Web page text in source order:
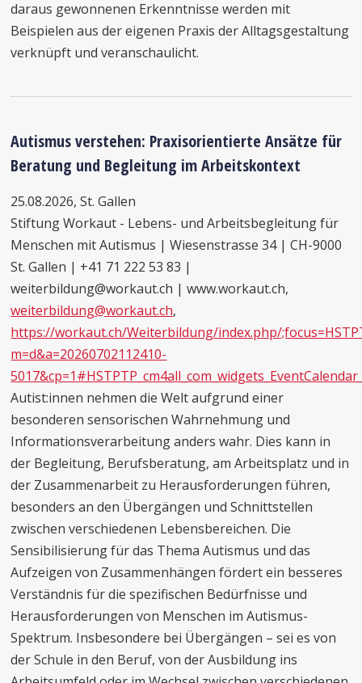
daraus gewonnenen Erkenntnisse werden mit
Beispielen aus der eigenen Praxis der Alltagsgestaltung
verknüpft und veranschaulicht.
Autismus verstehen: Praxisorientierte Ansätze für
Beratung und Begleitung im Arbeitskontext
25.08.2026, St. Gallen
Stiftung Workaut - Lebens- und Arbeitsbegleitung für
Menschen mit Autismus | Wiesenstrasse 34 | CH-9000
St. Gallen | +41 71 222 53 83 |
weiterbildung@workaut.ch | www.workaut.ch,
weiterbildung@workaut.ch,
https://workaut.ch/Weiterbildung/index.php/
m=d&a=20260702112410-
Autist:innen nehmen die Welt aufgrund einer
besonderen sensorischen Wahrnehmung und
Informationsverarbeitung anders wahr. Dies kann in
der Begleitung, Berufsberatung, am Arbeitsplatz und in
der Zusammenarbeit zu Herausforderungen führen,
besonders an den Übergängen und Schnittstellen
zwischen verschiedenen Lebensbereichen. Die
Sensibilisierung für das Thema Autismus und das
Aufzeigen von Zusammenhängen fördert ein besseres
Verständnis für die spezifischen Bedürfnisse und
Herausforderungen von Menschen im Autismus-
Spektrum. Insbesondere bei Übergängen – sei es von
der Schule in den Beruf, von der Ausbildung ins